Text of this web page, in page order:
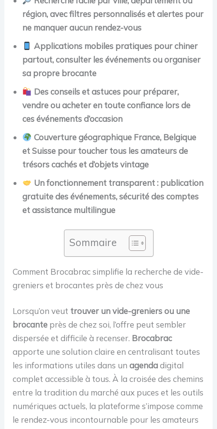
région, avec filtres personnalisés et alertes pour
ne manquer aucun rendez-vous
Applications mobiles pratiques pour chiner
partout, consulter les événements ou organiser
sa propre brocante
Des conseils et astuces pour préparer,
vendre ou acheter en toute confiance lors de
ces événements d’occasion
Couverture géographique France, Belgique
et Suisse pour toucher tous les amateurs de
trésors cachés et d’objets vintage
Un fonctionnement transparent : publication
gratuite des événements, sécurité des comptes
et assistance multilingue
Sommaire
Comment Brocabrac simplifie la recherche de vide-
greniers et brocantes près de chez vous
Lorsqu’on veut trouver un vide-greniers ou une
brocante près de chez soi, l’offre peut sembler
dispersée et difficile à recenser. Brocabrac
apporte une solution claire en centralisant toutes
les informations utiles dans unagendadigital
complet accessible à tous. À la croisée des chemins
entre la tradition du marché aux puces et les outils
numériques actuels, la plateforme s’impose comme
le rendez-vous incontournable pour les amateurs